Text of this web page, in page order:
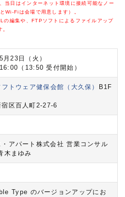
当日はインターネット環境に接続可能なノー
Wi-Fiは会場で用意します）。
編集や、FTPソフトによるファイルアップ
23日（火）
（13:50 受付開始）
トウェア健保会館（大久保）
B1F
宿区百人町2-27-6
・アパート株式会社 営業コンサル
木まゆみ
Type のバージョンアップにお